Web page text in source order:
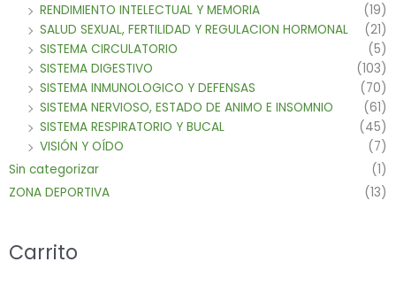
RENDIMIENTO INTELECTUAL Y MEMORIA
(19)
SALUD SEXUAL, FERTILIDAD Y REGULACION HORMONAL
(21)
SISTEMA CIRCULATORIO
(5)
SISTEMA DIGESTIVO
(103)
SISTEMA INMUNOLOGICO Y DEFENSAS
(70)
SISTEMA NERVIOSO, ESTADO DE ANIMO E INSOMNIO
(61)
SISTEMA RESPIRATORIO Y BUCAL
(45)
VISIÓN Y OÍDO
(7)
Sin categorizar
(1)
ZONA DEPORTIVA
(13)
Carrito